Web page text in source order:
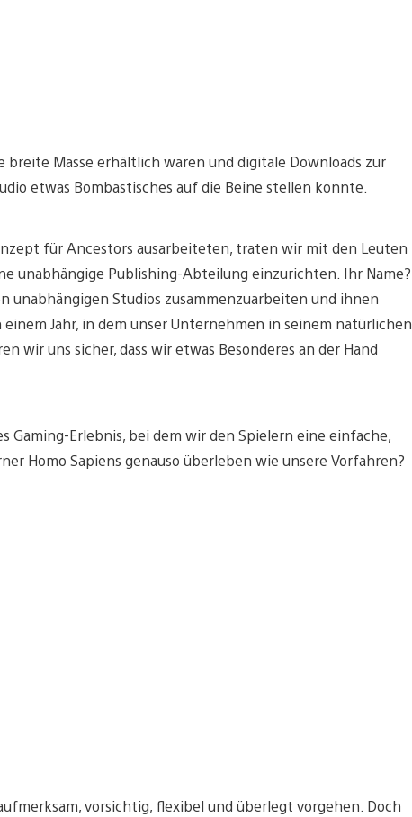
Masse erhältlich waren und digitale Downloads zur
etwas Bombastisches auf die Beine stellen konnte.
für Ancestors ausarbeiteten, traten wir mit den Leuten
unabhängige Publishing-Abteilung einzurichten. Ihr Name?
Studios zusammenzuarbeiten und ihnen
Jahr, in dem unser Unternehmen in seinem natürlichen
wir uns sicher, dass wir etwas Besonderes an der Hand
Gaming-Erlebnis, bei dem wir den Spielern eine einfache,
Homo Sapiens genauso überleben wie unsere Vorfahren?
vorsichtig, flexibel und überlegt vorgehen. Doch